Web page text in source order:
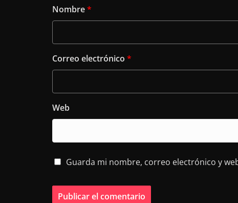
Nombre*
Correo electrónico *
Web
Guarda mi nombre, correo electrónico y